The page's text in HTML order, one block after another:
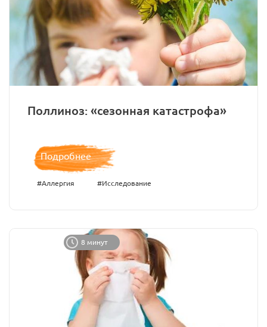
Поллиноз: «сезонная катастрофа»
Подробнее
#Аллергия #Исследование
8 минут